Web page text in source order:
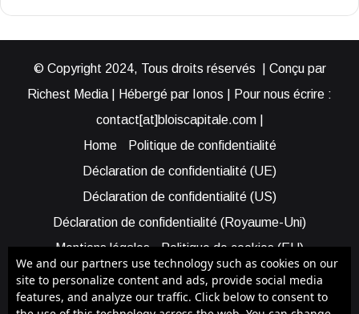
© Copyright 2024, Tous droits réservés | Conçu par
Richest Media | Hébergé par Ionos | Pour nous écrire :
contact[at]bloiscapitale.com |
Home
Politique de confidentialité
Déclaration de confidentialité (UE)
Déclaration de confidentialité (US)
Déclaration de confidentialité (Royaume-Uni)
Mentions légales
Politique de cookies (EU)
Cookie Policy (AUS)
Cookie Policy (US)
Qui sommes-nous ?
Participer à Blois Capitale
We and our partners use technology such as cookies on our
site to personalize content and ads, provide social media
features, and analyze our traffic. Click below to consent to